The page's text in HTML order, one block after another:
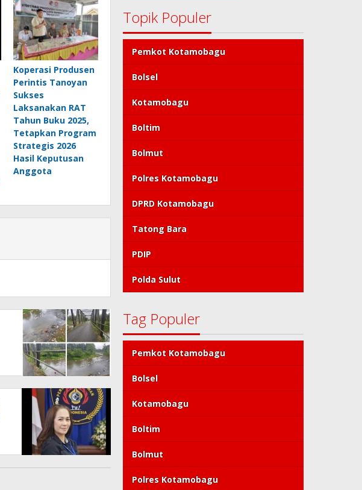
Koperasi Produsen
Perintis Tanoyan
Sukses
Laksanakan RAT
Tahun Buku 2025,
Tetapkan Program
Strategis 2026
Hasil Keputusan
Anggota
Topik Populer
Pemkot Kotamobagu
Bolsel
Kotamobagu
Boltim
Bolmut
Polres Kotamobagu
DPRD Kotamobagu
Tatong Bara
PDIP
Polda Sulut
Tag Populer
Pemkot Kotamobagu
Bolsel
Kotamobagu
Boltim
Bolmut
Polres Kotamobagu